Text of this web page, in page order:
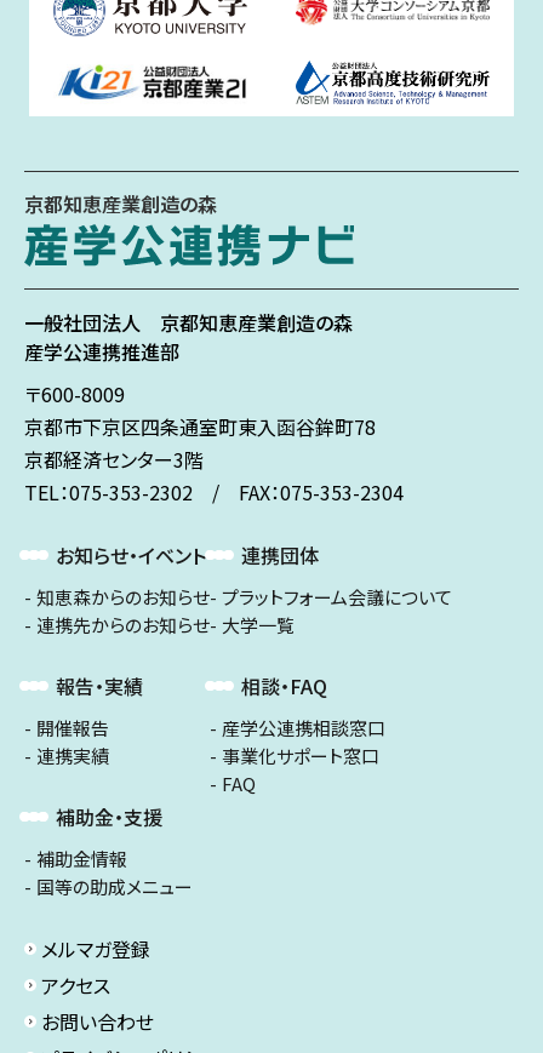
京都知恵産業創造の森
一般社団法人 京都知恵産業創造の森
産学公連携推進部
〒600-8009
京都市下京区四条通室町東入函谷鉾町78
京都経済センター3階
TEL：075-353-2302 / FAX：075-353-2304
お知らせ・イベント
知恵森からのお知らせ
連携先からのお知らせ
報告・実績
開催報告
連携実績
補助金・支援
補助金情報
国等の助成メニュー
連携団体
プラットフォーム会議について
大学一覧
相談・FAQ
産学公連携相談窓口
事業化サポート窓口
FAQ
メルマガ登録
アクセス
お問い合わせ